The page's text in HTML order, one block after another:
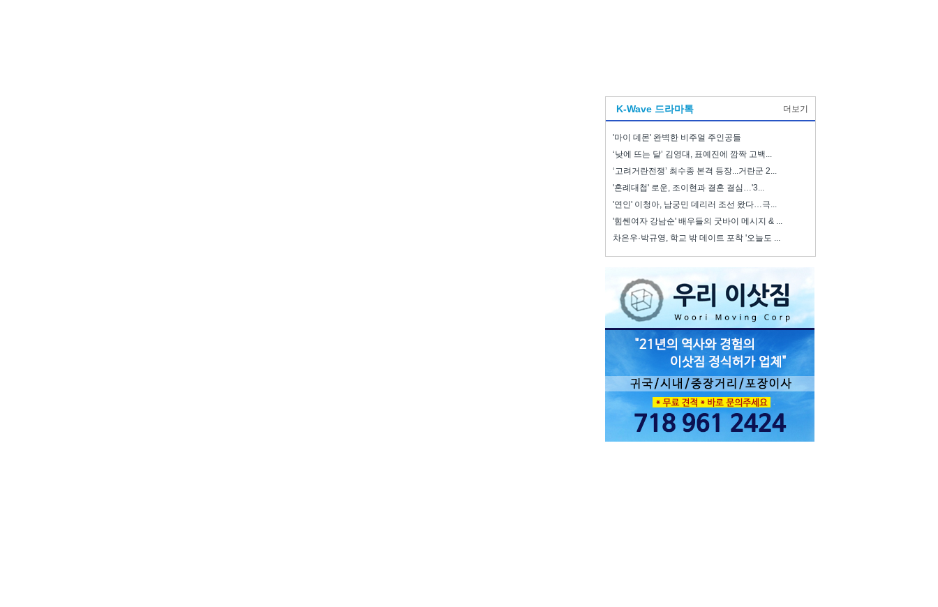
K-Wave 드라마톡 더보기
'마이 데몬' 완벽한 비주얼 주인공들
‘낮에 뜨는 달’ 김영대, 표예진에 깜짝 고백...
‘고려거란전쟁’ 최수종 본격 등장...거란군 2...
'혼례대첩' 로운, 조이현과 결혼 결심…'3...
'연인' 이청아, 남궁민 데리러 조선 왔다…극...
'힘쎈여자 강남순' 배우들의 굿바이 메시지 & ...
차은우·박규영, 학교 밖 데이트 포착 '오늘도 ...